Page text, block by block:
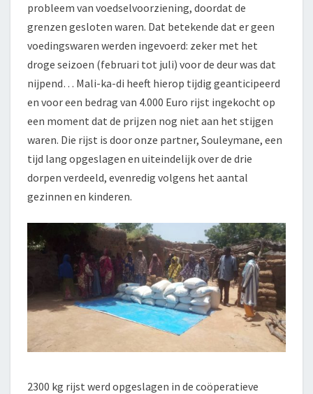
probleem van voedselvoorziening, doordat de
grenzen gesloten waren. Dat betekende dat er geen
voedingswaren werden ingevoerd: zeker met het
droge seizoen (februari tot juli) voor de deur was dat
nijpend… Mali-ka-di heeft hierop tijdig geanticipeerd
en voor een bedrag van 4.000 Euro rijst ingekocht op
een moment dat de prijzen nog niet aan het stijgen
waren. Die rijst is door onze partner, Souleymane, een
tijd lang opgeslagen en uiteindelijk over de drie
dorpen verdeeld, evenredig volgens het aantal
gezinnen en kinderen.
2300 kg rijst werd opgeslagen in de coöperatieve